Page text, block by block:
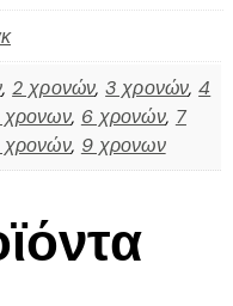
,2 χρονών,3 χρονών,4
χρονων, 6 χρονών, 7
χρονών, 9 χρονων